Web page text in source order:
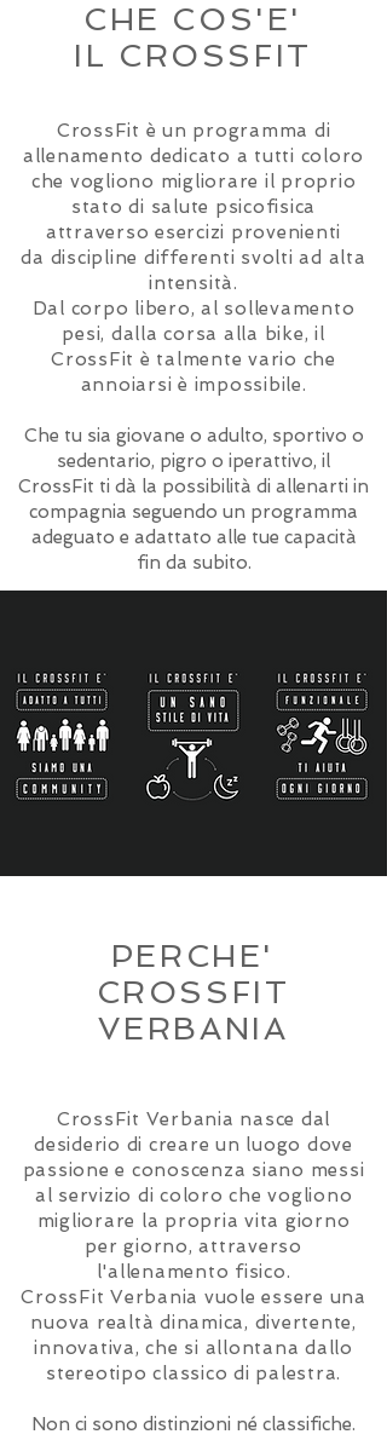
PERCHE'
CROSSFIT
VERBANIA
CrossFit Verbania nasce dal
desiderio di creare un luogo dove
passione e conoscenza siano messi
al servizio di coloro che vogliono
migliorare la propria vita giorno
per giorno, attraverso
l'allenamento fisico.
CrossFit Verbania vuole essere una
nuova realtà dinamica, divertente,
innovativa, che si allontana dallo
stereotipo classico di palestra.
Non ci sono distinzioni né classifiche.
CHE COS'E'
IL CROSSFIT
CrossFit è un programma di
allenamento dedicato a tutti coloro
che vogliono migliorare il proprio
stato di salute psicofisica
attraverso esercizi provenienti
da discipline differenti svolti ad alta
intensità.
Dal corpo libero, al sollevamento
pesi, dalla corsa alla bike, il
CrossFit è talmente vario che
annoiarsi è impossibile.
Che tu sia giovane o adulto, sportivo o
sedentario, pigro o iperattivo, il
CrossFit ti dà la possibilità di allenarti in
compagnia seguendo un programma
adeguato e adattato alle tue capacità
fin da subito.